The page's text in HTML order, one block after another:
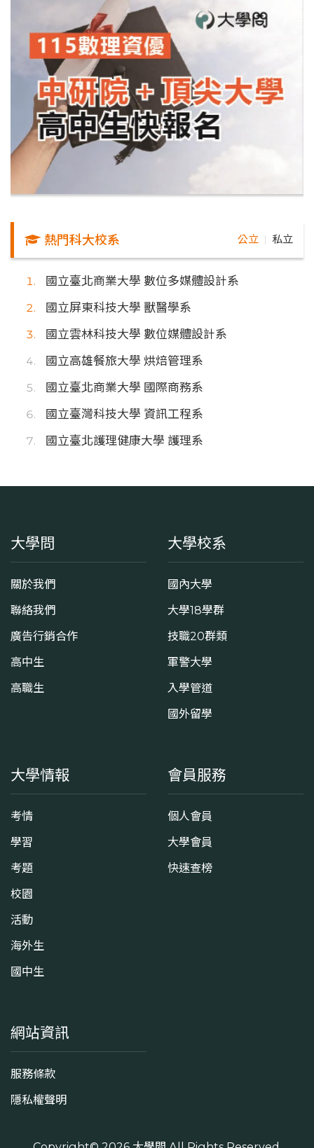
熱門科大校系 公立 私立
國立臺北商業大學 數位多媒體設計系
國立屏東科技大學 獸醫學系
國立雲林科技大學 數位媒體設計系
國立高雄餐旅大學 烘焙管理系
國立臺北商業大學 國際商務系
國立臺灣科技大學 資訊工程系
國立臺北護理健康大學 護理系
大學問
關於我們
聯絡我們
廣告行銷合作
高中生
高職生
大學校系
國內大學
大學18學群
技職20群類
軍警大學
入學管道
國外留學
大學情報
考情
學習
考題
校園
活動
海外生
國中生
會員服務
個人會員
大學會員
快速查榜
網站資訊
服務條款
隱私權聲明